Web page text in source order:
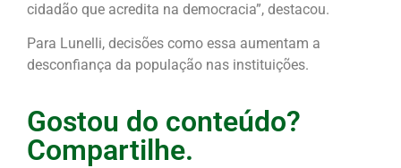
cidadão que acredita na democracia”, destacou.
Para Lunelli, decisões como essa aumentam a
desconfiança da população nas instituições.
Gostou do conteúdo?
Compartilhe.